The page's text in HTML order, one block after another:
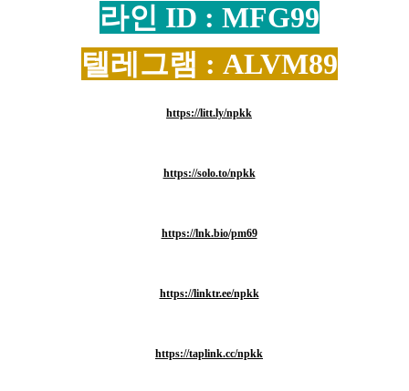
라인 ID : MFG99
텔레그램 : ALVM89
https://litt.ly/npkk
https://solo.to/npkk
https://lnk.bio/pm69
https://linktr.ee/npkk
https://taplink.cc/npkk